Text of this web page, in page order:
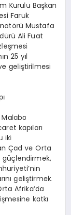
Kurulu Başkan
Faruk
Mustafa
Ali Fuat
25 yıl
geliştirilmesi
Malabo
kapıları
iki
Çad ve Orta
geliştirmek.
Afrika’da
katkı